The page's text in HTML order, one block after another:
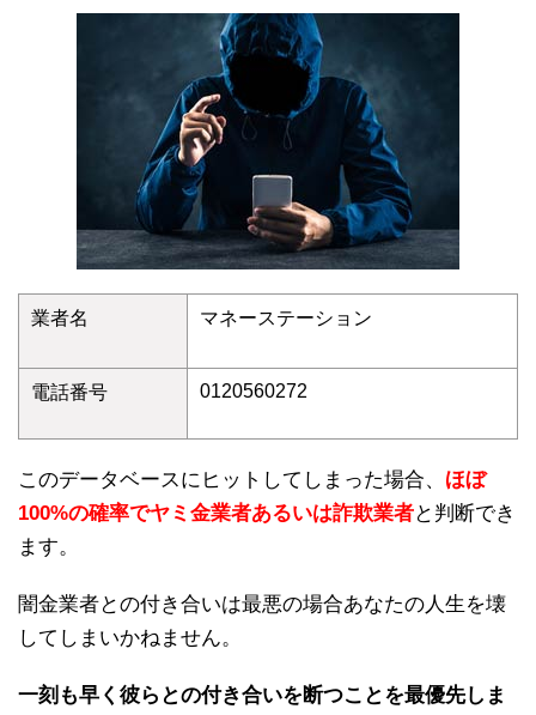
業者名 マネーステーション
電話番号 0120560272
このデータベースにヒットしてしまった場合、 ほぼ
100%の確率でヤミ金業者あるいは詐欺業者と判断でき
ます。
闇金業者との付き合いは最悪の場合あなたの人生を壊
してしまいかねません。
一刻も早く彼らとの付き合いを断つことを最優先しま